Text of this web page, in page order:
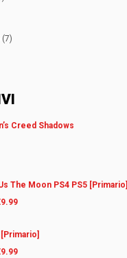
(7)
Creed Shadows
The Moon PS4 PS5 [Primario]
9.99
9.99